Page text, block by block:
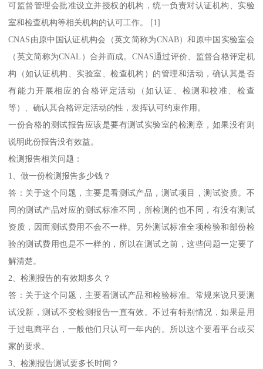
可监督管理会批准设立并授权的机构，统一负责对认证机构、实验
室和检查机构等相关机构的认可工作。 [1]
CNAS由原中国认证机构会（英文简称为CNAB）和原中国实验室会
（英文简称为CNAL）合并而成。CNAS通过评价、监督合格评定机
构（如认证机构、实验室、检查机构）的管理和活动，确认其是否
有能力开展相应的合格评定活动（如认证、检测和校准、检查
等）、确认其合格评定活动的性，发挥认可约束作用。
一份合格的测试报告应该是要有测试实验室的检测章，如果没有则
说明此份报告没有效益。
检测报告相关问题：
1、做一份检测报告多少钱？
答：关于这个问题，主要是看测试产品，测试项目，测试资质。不
同的测试产品对应的测试标准不同，所检测的也不同，有没有测试
资质，因而测试费用不会不一样。另外测试标准全项检验和部份检
验的测试费用也是不一样的，所以在测试之前，这些问题一定要了
解清楚。
2、检测报告的有效期多久？
答：关于这个问题，主要看测试产品和检验标准。常规来说只要测
试没新，测试不变检测报告一直有效。不过有特别情况，如果是用
于过电商平台，一般他们只认可一年内的。所以这个要看平台或买
家的要求。
3、检测报告测试要多长时间？